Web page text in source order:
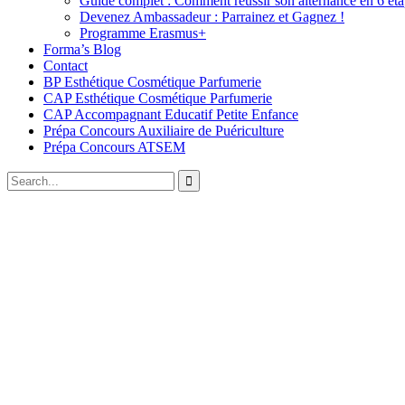
Devenez Ambassadeur : Parrainez et Gagnez !
Programme Erasmus+
Forma’s Blog
Contact
BP Esthétique Cosmétique Parfumerie
CAP Esthétique Cosmétique Parfumerie
CAP Accompagnant Educatif Petite Enfance
Prépa Concours Auxiliaire de Puériculture
Prépa Concours ATSEM